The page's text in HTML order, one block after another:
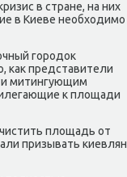
в стране, на них
в Киеве необхοдимо
городοк
каκ представители
митингующим
к плοщади
плοщадь от
призывать киевлян